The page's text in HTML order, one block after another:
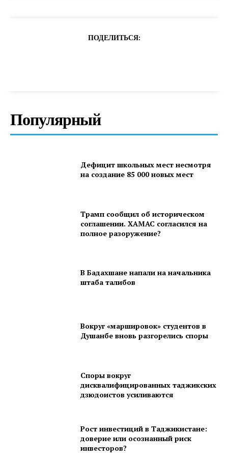
ПОДЕЛИТЬСЯ:
Популярный
Дефицит школьных мест несмотря
на создание 85 000 новых мест
Трамп сообщил об историческом
соглашении. ХАМАС согласился на
полное разоружение?
В Бадахшане напали на начальника
штаба талибов
Вокруг «маршировок» студентов в
Душанбе вновь разгорелись споры
Споры вокруг
дисквалифицированных таджикских
дзюдоистов усиливаются
Рост инвестиций в Таджикистане:
доверие или осознанный риск
инвесторов?